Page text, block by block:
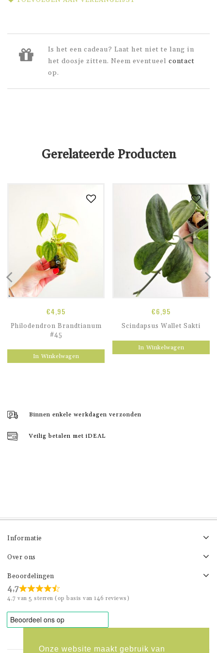
Onze website maakt gebruik van
Is het een cadeau? Laat het niet te lang in
het doosje zitten. Neem eventueel contact
op.
Gerelateerde Producten
€4,95
Philodendron Brandtianum
#45
In Winkelwagen
€6,95
Scindapsus Wallet Sakti
In Winkelwagen
Binnen enkele werkdagen verzonden
Veilig betalen met iDEAL
Informatie
Over ons
Beoordelingen
4,7
4,7 van 5 sterren (op basis van 146 reviews)